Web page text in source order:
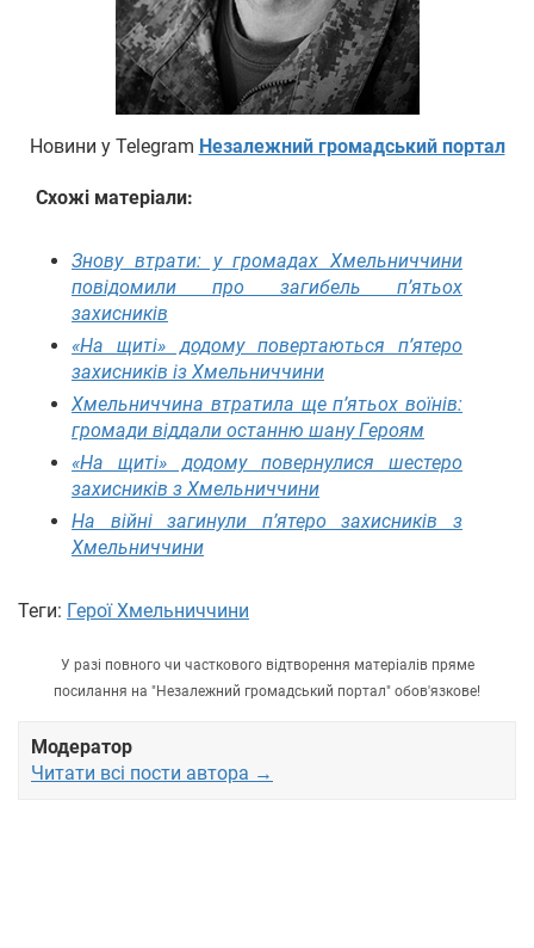
Новини у Telegram Незалежний громадський портал
Схожі матеріали:
Знову втрати: у громадах Хмельниччини
повідомили про загибель п’ятьох
захисників
«На щиті» додому повертаються п’ятеро
захисників із Хмельниччини
Хмельниччина втратила ще п’ятьох воїнів:
громади віддали останню шану Героям
«На щиті» додому повернулися шестеро
захисників з Хмельниччини
На війні загинули п’ятеро захисників з
Хмельниччини
Теги: Герої Хмельниччини
У разі повного чи часткового відтворення матеріалів пряме
посилання на "Незалежний громадський портал" обов'язкове!
Модератор
Читати всі пости автора →